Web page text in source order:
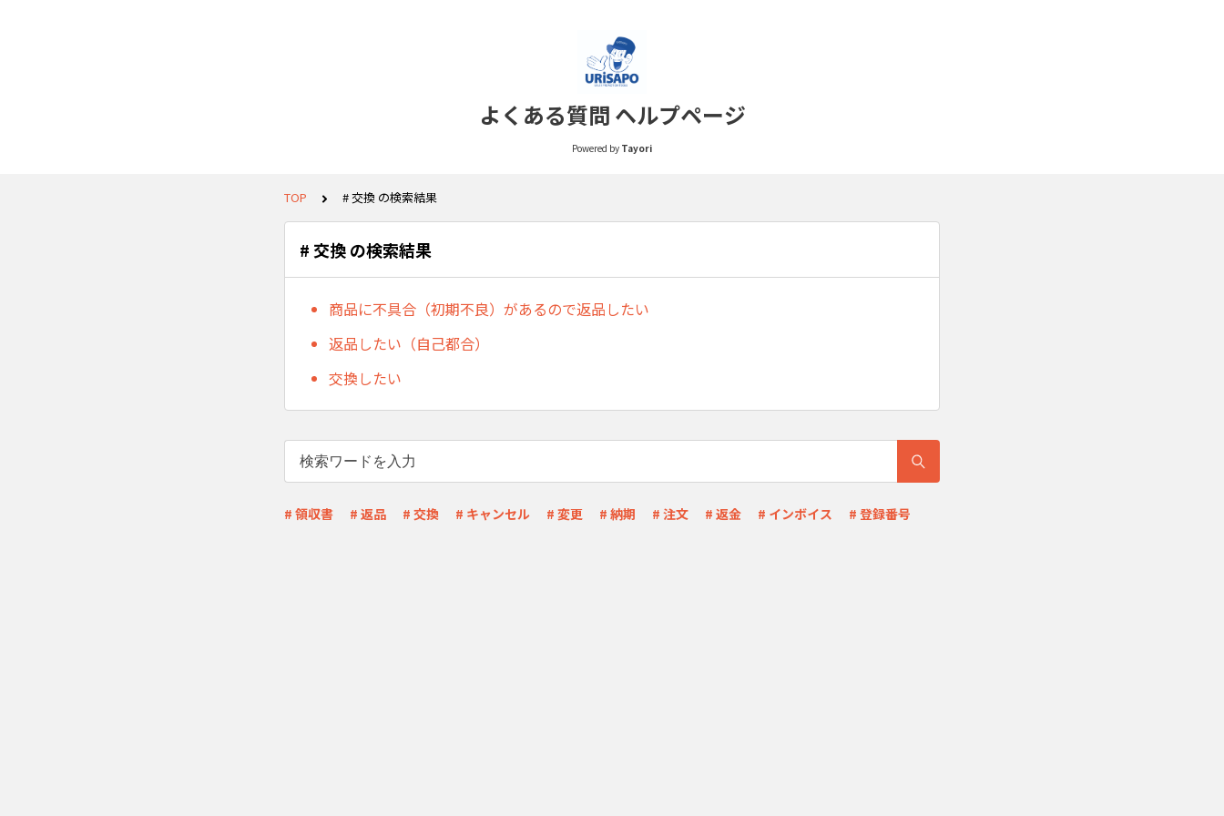
よくある質問 ヘルプページ
Powered by Tayori
TOP # 交換 の検索結果
# 交換 の検索結果
商品に不具合（初期不良）があるので返品したい
返品したい（自己都合）
交換したい
# 領収書 # 返品 # 交換 # キャンセル # 変更 # 納期 # 注文 # 返金 # インボイス # 登録番号